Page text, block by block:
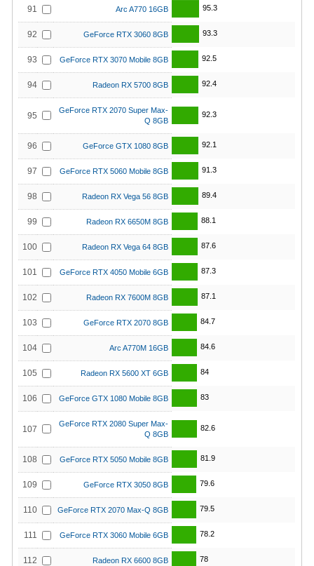
91 Arc A770 16GB 95.3
92 GeForce RTX 3060 8GB 93.3
93 GeForce RTX 3070 Mobile 8GB 92.5
94 Radeon RX 5700 8GB 92.4
95
GeForce RTX 2070 Super Max-
Q 8GB
92.3
96 GeForce GTX 1080 8GB 92.1
97 GeForce RTX 5060 Mobile 8GB 91.3
98 Radeon RX Vega 56 8GB 89.4
99 Radeon RX 6650M 8GB 88.1
100 Radeon RX Vega 64 8GB 87.6
101 GeForce RTX 4050 Mobile 6GB 87.3
102 Radeon RX 7600M 8GB 87.1
103 GeForce RTX 2070 8GB 84.7
104 Arc A770M 16GB 84.6
105 Radeon RX 5600 XT 6GB 84
106 GeForce GTX 1080 Mobile 8GB 83
107
GeForce RTX 2080 Super Max-
Q 8GB
82.6
108 GeForce RTX 5050 Mobile 8GB 81.9
109 GeForce RTX 3050 8GB 79.6
110 GeForce RTX 2070 Max-Q 8GB 79.5
111 GeForce RTX 3060 Mobile 6GB 78.2
112 Radeon RX 6600 8GB 78